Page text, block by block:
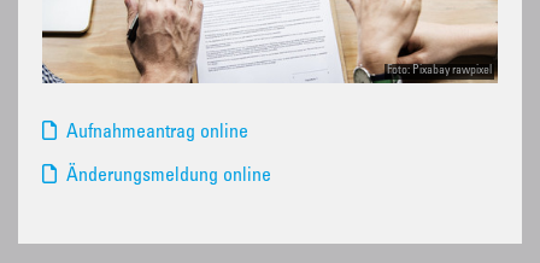
Foto: Pixabay rawpixel
Aufnahmeantrag online
Änderungsmeldung online